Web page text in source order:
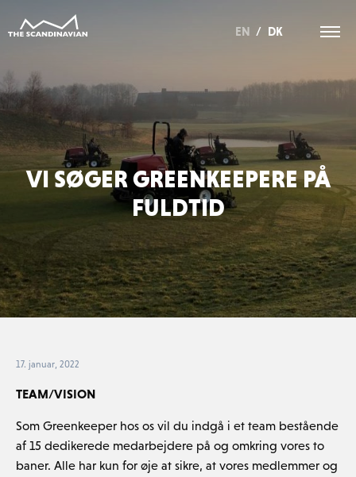
EN / DK
VI SØGER GREENKEEPERE PÅ
FULDTID
17. januar, 2022
TEAM/VISION
Som Greenkeeper hos os vil du indgå i et team bestående
af 15 dedikerede medarbejdere på og omkring vores to
baner. Alle har kun for øje at sikre, at vores medlemmer og